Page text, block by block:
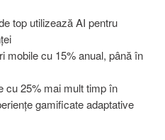
top utilizează AI pentru
mobile cu 15% anual, până în
cu 25% mai mult timp în
gamificate adaptative